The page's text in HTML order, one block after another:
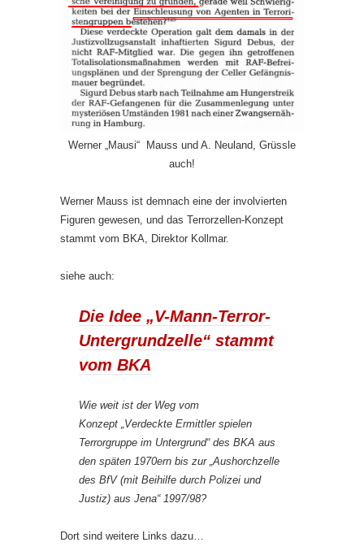
Werner „Mausi“ Mauss und A. Neuland, Grüssle
auch!
Werner Mauss ist demnach eine der involvierten
Figuren gewesen, und das Terrorzellen-Konzept
stammt vom BKA, Direktor Kollmar.
siehe auch:
Die Idee „V-Mann-Terror-
Untergrundzelle“ stammt
vom BKA
Wie weit ist der Weg vom
Konzept „Verdeckte Ermittler spielen
Terrorgruppe im Untergrund“ des BKA aus
den späten 1970ern bis zur „Aushorchzelle
des BfV (mit Beihilfe durch Polizei und
Justiz) aus Jena“ 1997/98?
Dort sind weitere Links dazu…